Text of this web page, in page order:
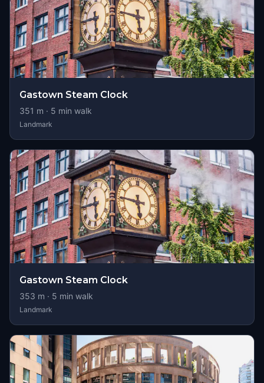
Gastown Steam Clock
351 m · 5 min walk
Landmark
Gastown Steam Clock
353 m · 5 min walk
Landmark